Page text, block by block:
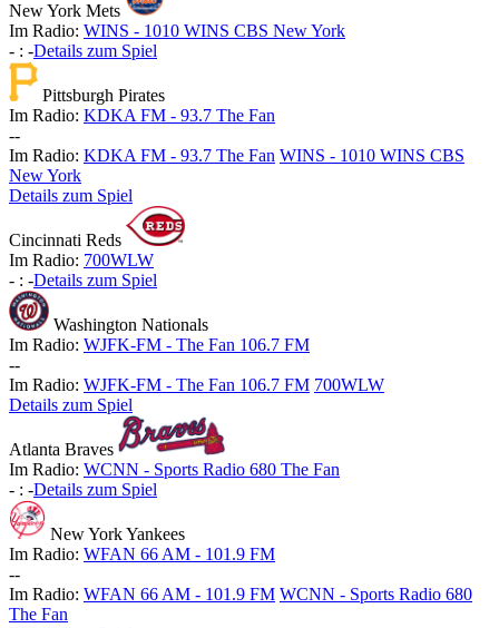
New York Mets
Im Radio: WINS - 1010 WINS CBS New York
- : -Details zum Spiel
Pittsburgh Pirates
Im Radio: KDKA FM - 93.7 The Fan
--
Im Radio: KDKA FM - 93.7 The Fan WINS - 1010 WINS CBS
New York
Details zum Spiel
Cincinnati Reds
Im Radio: 700WLW
- : -Details zum Spiel
Washington Nationals
Im Radio: WJFK-FM - The Fan 106.7 FM
--
Im Radio: WJFK-FM - The Fan 106.7 FM 700WLW
Details zum Spiel
Atlanta Braves
Im Radio: WCNN - Sports Radio 680 The Fan
- : -Details zum Spiel
New York Yankees
Im Radio: WFAN 66 AM - 101.9 FM
--
Im Radio: WFAN 66 AM - 101.9 FM WCNN - Sports Radio 680
The Fan